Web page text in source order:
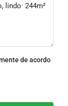
de acordo